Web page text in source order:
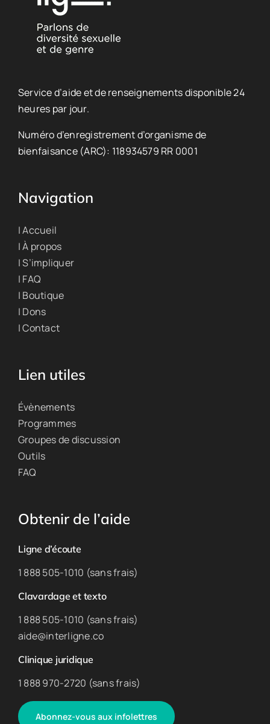
Service d’aide et de renseignements disponible 24
heures par jour.
Numéro d’enregistrement d’organisme de
bienfaisance (ARC): 118934579 RR 0001
Navigation
| Accueil
| À propos
| S’impliquer
| FAQ
| Boutique
| Dons
| Contact
Lien utiles
Évènements
Programmes
Groupes de discussion
Outils
FAQ
Obtenir de l’aide
Ligne d’écoute
1 888 505-1010 (sans frais)
Clavardage et texto
1 888 505-1010 (sans frais)
aide@interligne.co
Clinique juridique
1 888 970-2720 (sans frais)
Abonnez-vous aux infolettres